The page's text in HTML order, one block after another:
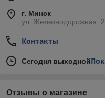
г. Минск
ул. Железнодорожная,
Контакты
Сегодня выходной
Отзывы о магазине